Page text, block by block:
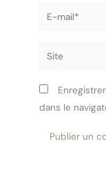
E-
Site
dans le